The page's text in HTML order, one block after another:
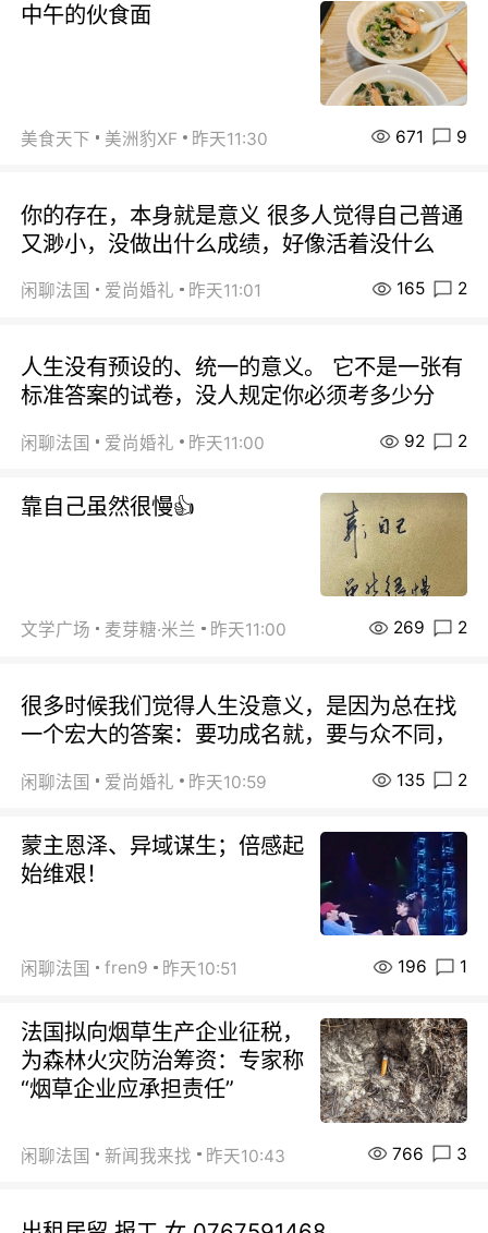
中午的伙食面
美食天下 美洲豹XF 昨天11:30 671 9
你的存在，本身就是意义 很多人觉得自己普通
又渺小，没做出什么成绩，好像活着没什么
闲聊法国 爱尚婚礼 昨天11:01 165 2
人生没有预设的、统一的意义。 它不是一张有
标准答案的试卷，没人规定你必须考多少分
闲聊法国 爱尚婚礼 昨天11:00 92 2
靠自己虽然很慢👍
文学广场 麦芽糖·米兰 昨天11:00 269 2
很多时候我们觉得人生没意义，是因为总在找
一个宏大的答案：要功成名就，要与众不同，
闲聊法国 爱尚婚礼 昨天10:59 135 2
蒙主恩泽、异域谋生；倍感起
始维艰！
闲聊法国 fren9 昨天10:51 196 1
法国拟向烟草生产企业征税，
为森林火灾防治筹资：专家称
“烟草企业应承担责任”
闲聊法国 新闻我来找 昨天10:43 766 3